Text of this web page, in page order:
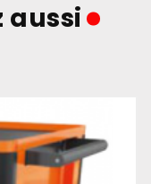
aussi